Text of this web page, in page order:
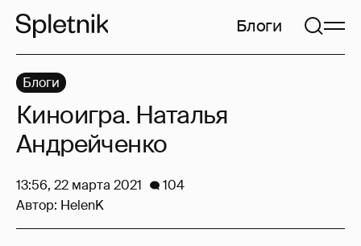
Блоги
Блоги
Киноигра. Наталья
Андрейченко
13:56, 22 марта 2021
104
Автор: HelenK